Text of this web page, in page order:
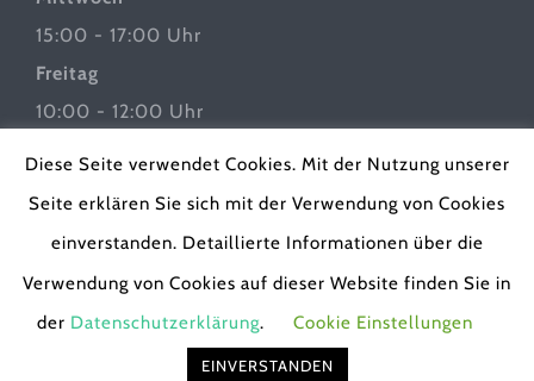
15:00 - 17:00 Uhr
Freitag
10:00 - 12:00 Uhr
© 2019 -2026 | Pfarrgemeinde - St. Albertus
Magnus | Powered byhousegrafic
Diese Seite verwendet Cookies. Mit der Nutzung unserer
Seite erklären Sie sich mit der Verwendung von Cookies
einverstanden. Detaillierte Informationen über die
Verwendung von Cookies auf dieser Website finden Sie in
der Datenschutzerklärung. Cookie Einstellungen
EINVERSTANDEN